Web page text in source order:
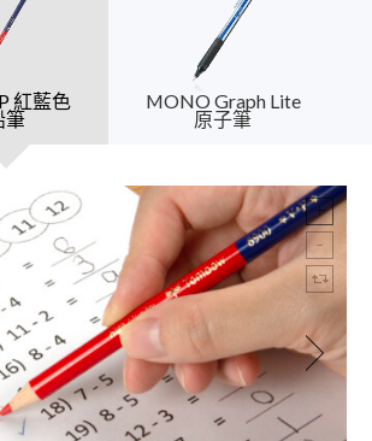
紅藍色
筆
MONO Graph Lite
原子筆